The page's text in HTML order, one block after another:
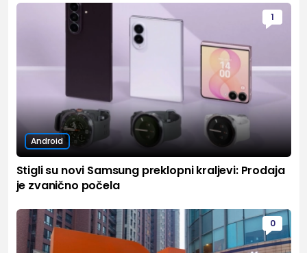
1
Android
Stigli su novi Samsung preklopni kraljevi: Prodaja
je zvanično počela
0